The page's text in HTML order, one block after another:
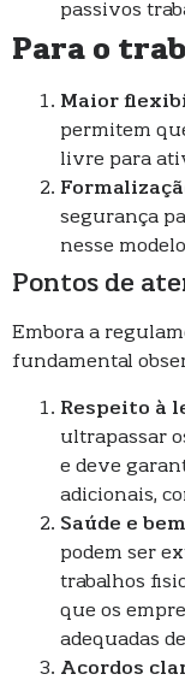
passivos
Para o
Maior
permitem
livre para
segurança
nesse
Pontos de
Embora a
fundamental
Respeito à
ultrapassar
e deve
adicionais,
Saúde e
podem ser
trabalhos
que os
adequadas
Acordos